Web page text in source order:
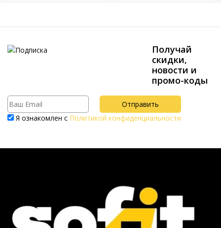
Получай
скидки,
новости и
промо-коды
Я ознакомлен с Политикой конфиденциальности